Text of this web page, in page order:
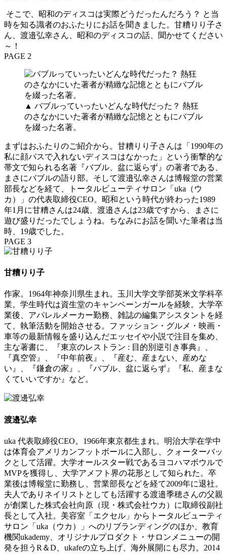
そこで、昭和のディスコは実際どうだったんだろう？ と当
時を知る識者のおふたりにお話を聞きました。甘糟りり子さ
ん、渡邉弘幸さん、昭和のディスコの話、聞かせてください
～！
PAGE 2
▲ バブルっていったいどんな時代だった？ 熱狂
のさなかにいた著者が精緻な記憶とともにバブル
を綴った名著。
まずはおふたりのご紹介から。甘糟りり子さんは「1990年の
私に顔パスで入れないディスコはなかった」という衝撃的な
帯文で知られる名著『バブル、盆に返らず』の著者である、
まさにバブルの語り部。そして渡邉弘幸さんは博報堂の営業
部長などを経て、トータルビューティサロン「uka（ウ
カ）」の代表取締役CEO。昭和という時代が終わった1989
年1月に甘糟さんは24歳、渡邉さんは23歳ですから、まさに
遊び盛りだったでしょうね。ちなみにお話を聞いた筆者は当
時、19歳でした。
PAGE 3
甘糟りり子
作家。1964年神奈川県生まれ。玉川大学文学部英米文学科卒
業。学生時代は資生堂のキャンペーンガールを経験。大学卒
業後、アパレルメーカー勤務、雑誌の編集アシスタントを経
て、執筆活動を開始させる。ファッション・グルメ・映画・
車等の最新情報を盛り込んだエッセイや小説で注目を集め、
主な著書に、『東京のレストラン : 目的別逆引き事典』、
『真空管』、『中年前夜』、『産む、産まない、産めな
い』、『鎌倉の家』、『バブル、盆に返らず』『私、産まな
くていいですか』など。
渡邉弘幸
uka 代表取締役CEO。1966年東京都生まれ。明治大学在学中
は体育会アメリカンフットボールに入部し、クォーターバッ
クとして活躍。大学オールスター戦であるヨコハマボウルで
MVPを獲得し、大学アメフト界の花形として知られた。卒
業後は博報堂に勤務し、営業部長などを経て2009年に退社。
夫人でありネイリストとしても活躍する渡邉季穂さんの父親
が創業した株式会社向原（現・株式会社ウカ）に取締役副社
長として入社。美容室「エクセル」からトータルビューティ
サロン「uka（ウカ）」へのリブランディングのほか、教育
機関ukademy、オリジナルプロダクト・サロンメニューの開
発を担うR＆D、ukafeの立ち上げ、海外展開にも尽力。2014